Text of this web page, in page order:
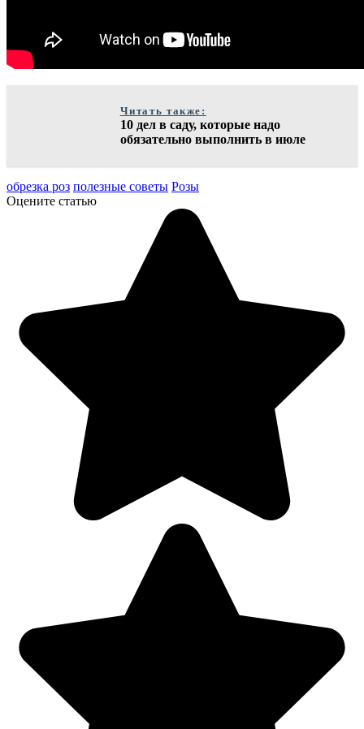
Читать также:
10 дел в саду, которые надо
обязательно выполнить в июле
обрезка роз полезные советы Розы
Оцените статью